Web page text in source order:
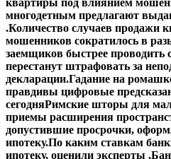
многодетным предлагают
.Количество случаев продажи
мошенников сократилось в
заемщиков быстрее проводить
перестанут штрафовать за
декларации.Гадание на
правдивы цифровые
сегодняРимские шторы для
приемы расширения
допустившие просрочки,
ипотеку.По каким ставкам
ипотеку, оценили эксперты .